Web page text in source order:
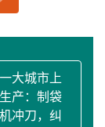
大城市上
产：制袋
冲刀，纠